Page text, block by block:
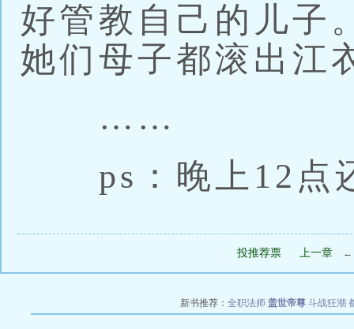
好管教自己的儿子
她们母子都滚出江
……
ps：晚上12点
投推荐票 上一章 ←
新书推荐： 全职法师 盖世帝尊 斗战狂潮